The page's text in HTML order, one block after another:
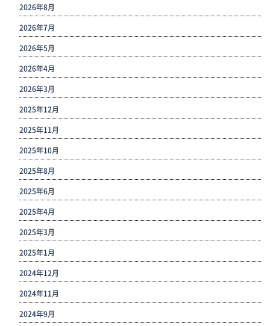
2026年8月
2026年7月
2026年5月
2026年4月
2026年3月
2025年12月
2025年11月
2025年10月
2025年8月
2025年6月
2025年4月
2025年3月
2025年1月
2024年12月
2024年11月
2024年9月